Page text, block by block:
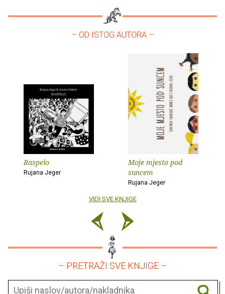
– OD ISTOG AUTORA –
Raspelo
Rujana Jeger
Moje mjesto pod
suncem
Rujana Jeger
VIDI SVE KNJIGE
– PRETRAŽI SVE KNJIGE –